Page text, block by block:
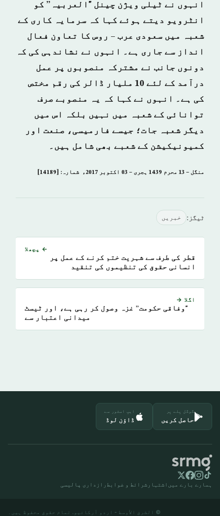
انہوں نے ٹیلی ویژن چینل "العربیہ” کو
انٹرویو دیتے ہوئے کہا کہ سرمایہ کاری کے
شعبہ میں سعودی عرب – روس کا تعاون فعال
انداز سے جاری ہے۔ انہوں نے نشاندہی کی کہ
دونوں جانب نے مشترکہ منصوبوں پر عمل
درآمد کے لئے 10 ملیار ڈالر کی رقم مختص
کی ہے۔ انہوں نے کہا کہ یہ منصوبے صرف
توانائی کے شعبہ میں نہیں بلکہ اس میں
دیگر شعبہ جات؛ جیسے فارمیسی، صنعت اور
کمیونیکیشن کے شعبے بھی شامل ہیں۔
منگل – 13 محرم 1439 ہجری – 03 اكتوبر 2017ء شمارہ: [14189]
ٹیگز: خبريں
← پچھلا
قطر کی طرف سے شہریت ختم کرنے کے عمل پر
انسانی حقوق کی تنظیموں کی تنقید
اگلا →
"وفاقی حکومت” غزہ وصول کر رہی ہے، اور ٹیسٹ
میدانی اعتبار سے
گوگل پلے پر
حاصل کریں
ایپ اسٹور سے
ڈاؤن لوڈ
ہمارے بارے میں اشتہار شرائط و ضوابط رازداری پالیسی
© الشرق الأوسط - اردو آرکائیو. تمام حقوق محفوظ ہیں۔